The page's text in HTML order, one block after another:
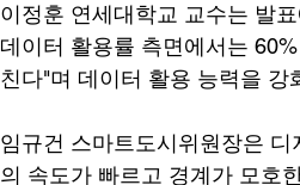
이정훈 연세대학교 교수는 발
데이터 활용률 측면에서는
친다"며 데이터 활용 능력을
임규건 스마트도시위원장은
의 속도가 빠르고 경계가 모호